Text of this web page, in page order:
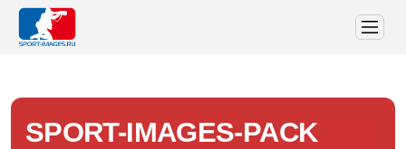
SPORT-IMAGES-PACK